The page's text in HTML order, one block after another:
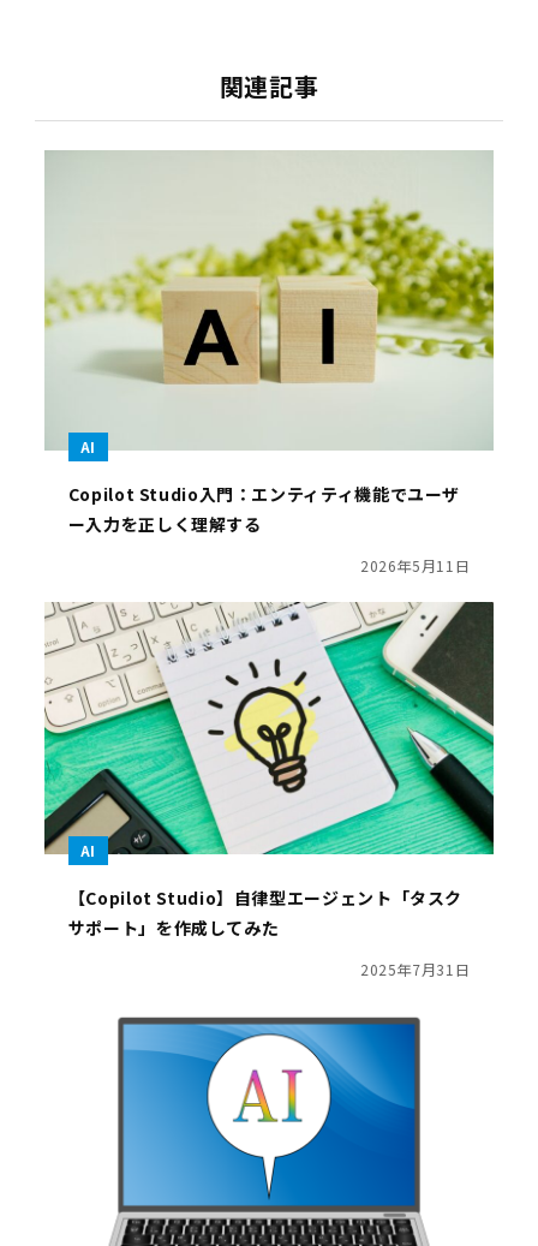
関連記事
AI
Copilot Studio入門：エンティティ機能でユーザ
ー入力を正しく理解する
2026年5月11日
AI
【Copilot Studio】自律型エージェント「タスク
サポート」を作成してみた
2025年7月31日